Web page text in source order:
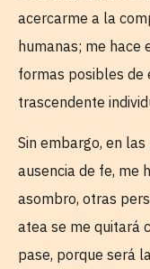
acercarme a la
humanas; me hace
formas posibles de
trascendente
Sin embargo, en
ausencia de fe, me
asombro, otras
atea se me quitará
pase, porque será